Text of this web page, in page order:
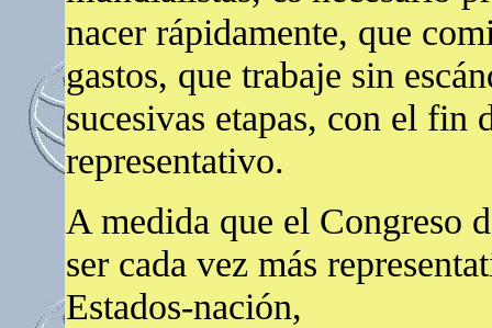
nacer rápidamente, que
gastos, que trabaje sin
sucesivas etapas, con el fin
representativo.
A medida que el Congreso
ser cada vez más
Estados-nación,